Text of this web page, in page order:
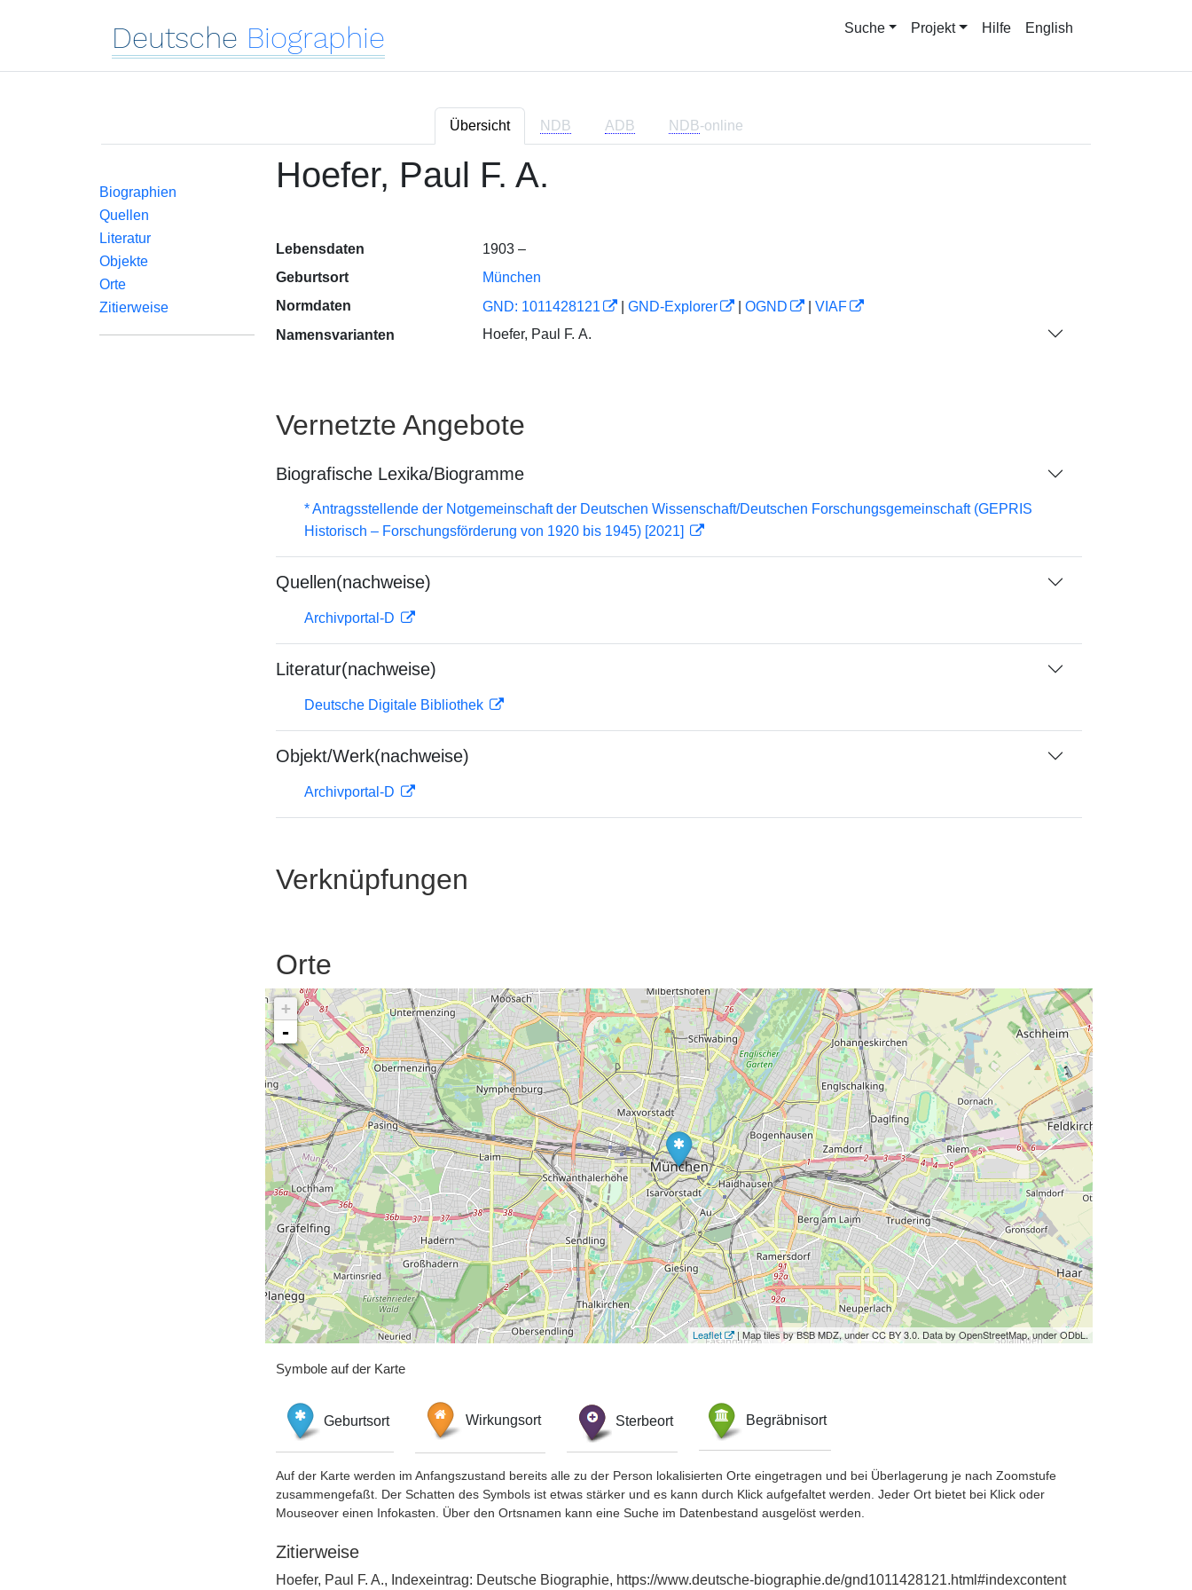
Deutsche Biographie Suche Projekt Hilfe English
Übersicht NDB ADB NDB-online
Biographien
Quellen
Literatur
Objekte
Orte
Zitierweise
Hoefer, Paul F. A.
Lebensdaten
1903 –
Geburtsort
München
Normdaten
GND: 1011428121 GND-Explorer OGND
VIAF
Namensvarianten
Hoefer, Paul F. A.
Vernetzte Angebote
Biografische Lexika/Biogramme
* Antragsstellende der Notgemeinschaft der Deutschen Wissenschaft/Deutschen Forschungsgemeinschaft (GEPRIS
Historisch – Forschungsförderung von 1920 bis 1945) [2021]
Quellen(nachweise)
Archivportal-D
Literatur(nachweise)
Deutsche Digitale Bibliothek
Objekt/Werk(nachweise)
Archivportal-D
Verknüpfungen
Orte
+
-
Leaflet | Map tiles by BSB MDZ, under CC BY 3.0. Data by OpenStreetMap, under ODbL.
Symbole auf der Karte
Geburtsort Wirkungsort Sterbeort Begräbnisort
Auf der Karte werden im Anfangszustand bereits alle zu der Person lokalisierten Orte eingetragen und bei Überlagerung je nach Zoomstufe
zusammengefaßt. Der Schatten des Symbols ist etwas stärker und es kann durch Klick aufgefaltet werden. Jeder Ort bietet bei Klick oder
Mouseover einen Infokasten. Über den Ortsnamen kann eine Suche im Datenbestand ausgelöst werden.
Zitierweise
Hoefer, Paul F. A., Indexeintrag: Deutsche Biographie, https://www.deutsche-biographie.de/gnd1011428121.html#indexcontent